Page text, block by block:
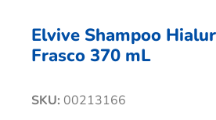
Elvive Shampoo
Frasco 370 mL
SKU: 00213166